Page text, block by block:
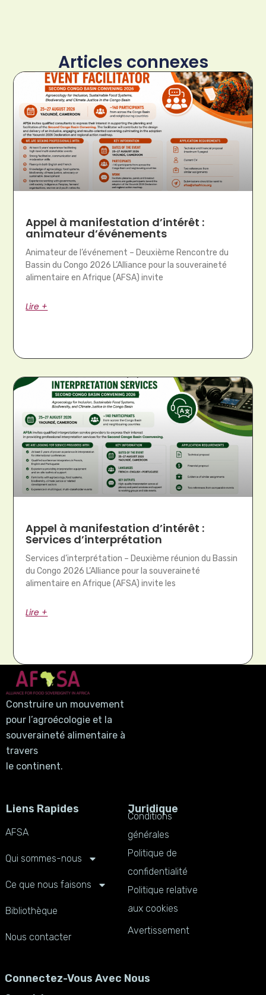
Articles connexes
Appel à manifestation d’intérêt :
animateur d’événements
Animateur de l’événement – Deuxième Rencontre du
Bassin du Congo 2026 L’Alliance pour la souveraineté
alimentaire en Afrique (AFSA) invite
Lire +
Appel à manifestation d’intérêt :
Services d’interprétation
Services d’interprétation – Deuxième réunion du Bassin
du Congo 2026 L’Alliance pour la souveraineté
alimentaire en Afrique (AFSA) invite les
Lire +
Construire un mouvement
pour l’agroécologie et la
souveraineté alimentaire à
travers
le continent.
Liens Rapides
AFSA
Qui sommes-nous
Ce que nous faisons
Bibliothèque
Nous contacter
Juridique
Conditions
générales
Politique de
confidentialité
Politique relative
aux cookies
Avertissement
Connectez-Vous Avec Nous